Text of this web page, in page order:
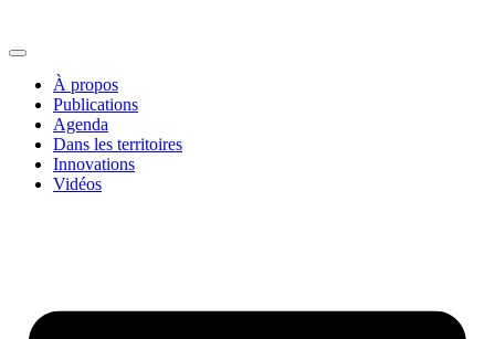
À propos
Publications
Agenda
Dans les territoires
Innovations
Vidéos